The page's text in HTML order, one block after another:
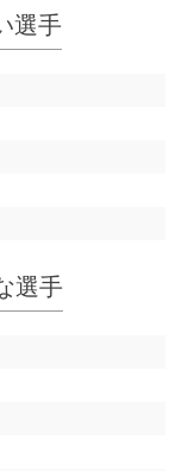
選手
選手